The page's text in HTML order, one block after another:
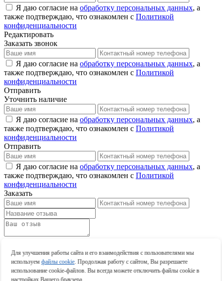
Я даю согласие на обработку персональных данных, а
также подтверждаю, что ознакомлен с Политикой
конфиденциальности
Редактировать
Заказать звонок
Я даю согласие на обработку персональных данных, а
также подтверждаю, что ознакомлен с Политикой
конфиденциальности
Отправить
Уточнить наличие
Я даю согласие на обработку персональных данных, а
также подтверждаю, что ознакомлен с Политикой
конфиденциальности
Отправить
Я даю согласие на обработку персональных данных, а
также подтверждаю, что ознакомлен с Политикой
конфиденциальности
Заказать
Оставить отзыв
Для улучшения работы сайта и его взаимодействия с пользователями мы
используемфайлы cookie. Продолжая работу с сайтом, Вы разрешаете
использование cookie-файлов. Вы всегда можете отключить файлы cookie в
настройках Вашего браузера.